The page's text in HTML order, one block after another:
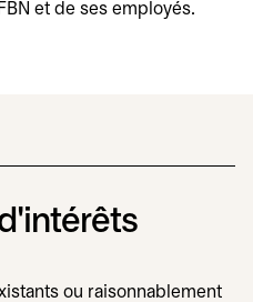
et de ses employés.
ou raisonnablement